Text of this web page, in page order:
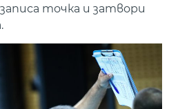
точка и затвори